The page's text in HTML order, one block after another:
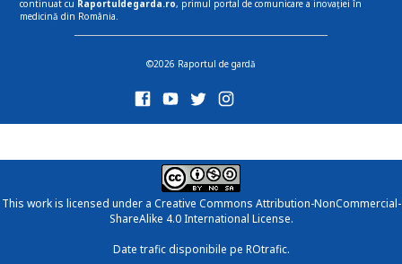
continuat cu Raportuldegarda.ro, primul portal de comunicare a inovației în
medicină din România.
©2026 Raportul de gardă
This work is licensed under a Creative Commons Attribution-NonCommercial-
ShareAlike 4.0 International License.
Date trafic disponibile pe ROtrafic.